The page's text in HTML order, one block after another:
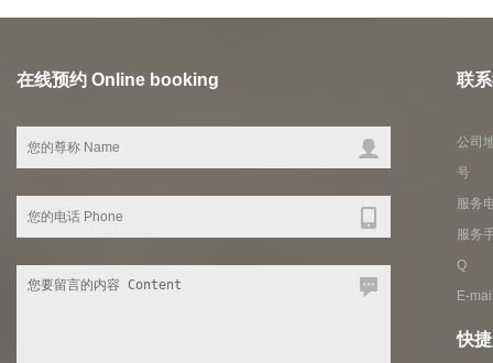
在线预约 Online booking 联
公司
号
服务
服务
Q Q
E-
快